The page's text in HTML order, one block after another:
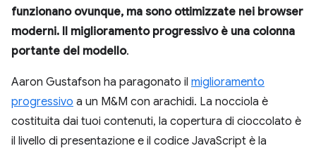
funzionano ovunque, ma sono ottimizzate nei browser
moderni. Il miglioramento progressivo è una colonna
portante del modello.
Aaron Gustafson ha paragonato il miglioramento
progressivo a un M&M con arachidi. La nocciola è
costituita dai tuoi contenuti, la copertura di cioccolato è
il livello di presentazione e il codice JavaScript è la